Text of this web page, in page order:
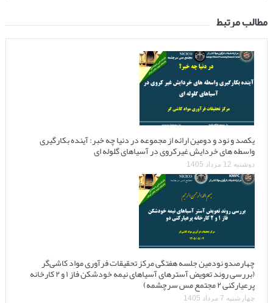
مطالب مرتبط
یکصد و نود و دومین ارائه از مجموعه در دنیا چه خبر: آینده بکارگیری
واسطه های خردایش غیرکروی در آسیاهای گلوله ای
دوشنبه 12 مرداد 1405
چهارصدو نودمین جلسه هفتگی مرکز تحقیقات فرآوری مواد کاشی‌گر
(بررسی روند تعویض آسترهای آسیاهای نیمه خودشکن فاز ۱ و ۲ کارخانه
پرعیارکنی ۲ مجتمع مس سرچشمه)
چهارشنبه 7 مرداد 1405